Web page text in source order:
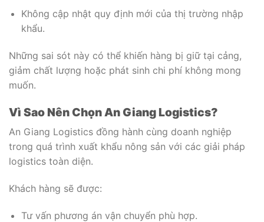
Không cập nhật quy định mới của thị trường nhập
khẩu.
Những sai sót này có thể khiến hàng bị giữ tại cảng,
giảm chất lượng hoặc phát sinh chi phí không mong
muốn.
Vì Sao Nên Chọn An Giang Logistics?
An Giang Logistics đồng hành cùng doanh nghiệp
trong quá trình xuất khẩu nông sản với các giải pháp
logistics toàn diện.
Khách hàng sẽ được:
Tư vấn phương án vận chuyển phù hợp.